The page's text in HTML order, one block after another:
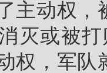
主动权，
灭或被
权，军